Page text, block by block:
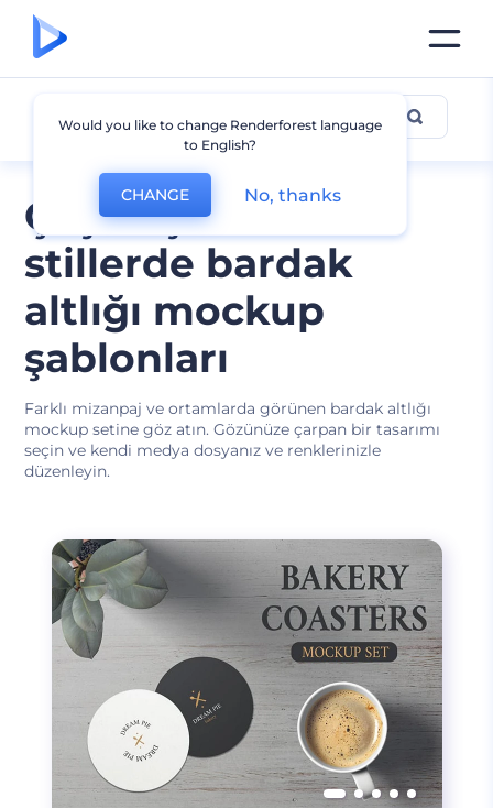
Çeşitli şekil ve
stillerde bardak
altlığı mockup
şablonları
Farklı mizanpaj ve ortamlarda görünen bardak altlığı
mockup setine göz atın. Gözünüze çarpan bir tasarımı
seçin ve kendi medya dosyanız ve renklerinizle
düzenleyin.
Bardak Altlığı Mockupları
Would you like to change Renderforest language
to English?
CHANGE No, thanks